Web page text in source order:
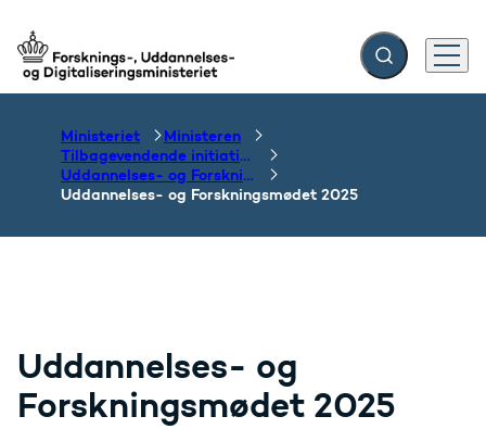
Gå til forsiden Fold søgefelt ud
Menu
Ministeriet
Ministeren
Tilbagevendende initiativer og temaer
Uddannelses- og Forskningsmødet
Uddannelses- og Forskningsmødet 2025
Uddannelses- og
Forskningsmødet 2025